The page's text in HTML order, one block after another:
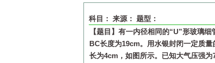
科目： 来源： 题型：
【题目】 有一内径相同的“U”形玻璃细
BC长度为19cm。用水银封闭一定质
长为4cm ，如图所示。已知大气压强为